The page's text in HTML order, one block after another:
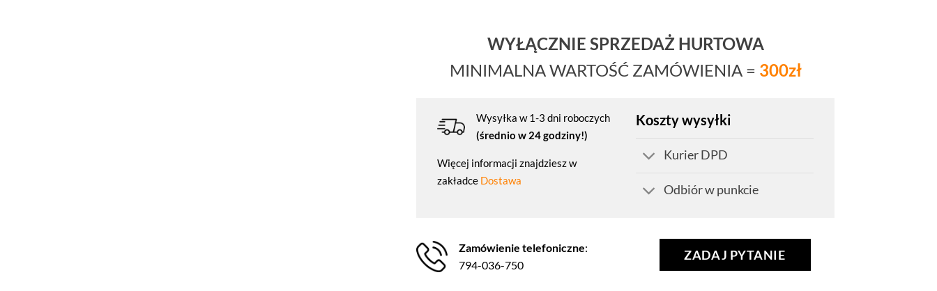
WYŁĄCZNIE SPRZEDAŻ HURTOWA
MINIMALNA WARTOŚĆ ZAMÓWIENIA = 300zł
Wysyłka w 1-3 dni roboczych
(średnio w 24 godziny!)
Więcej informacji znajdziesz w
zakładce Dostawa
Koszty wysyłki
Kurier DPD
Odbiór w punkcie
Zamówienie telefoniczne:
794-036-750
ZADAJ PYTANIE